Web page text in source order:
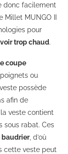
donc facilement
MUNGO II
pour
trop chaud.
coupe
ou
possède
afin de
la veste contient
sous rabat. Ces
baudrier, d’où
cette veste peut